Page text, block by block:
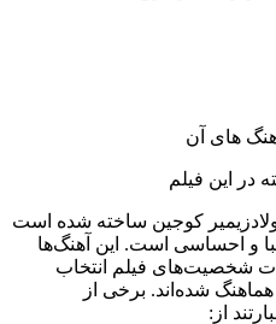
در این فیلم
کوجین ساخته شده است
و احساسی است. این آهنگ‌ها
شخصیت‌های فیلم انتخاب
شده‌اند. برخی از
از: